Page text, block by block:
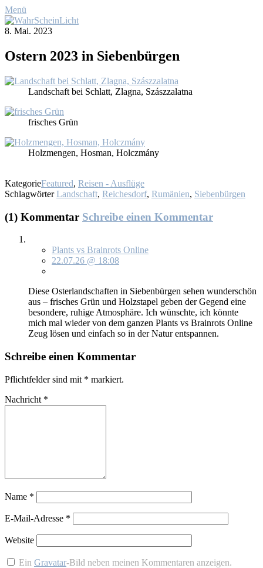
Menü
8. Mai. 2023
Os­tern 2023 in Sie­ben­bür­gen
Land­schaft bei Schlatt, Zlag­na, Szá­szzalat­na
fri­sches Grün
Holz­men­gen, Hos­man, Holcz­má­ny
KategorieFeatured, Reisen - Ausflüge
Schlagwörter Landschaft, Reichesdorf, Rumänien, Siebenbürgen
(1) Kommentar Schreibe einen Kommentar
Plants vs Brainrots Online
22.07.26 @ 18:08
Die­se Os­ter­land­schaf­ten in Sie­ben­bür­gen se­hen wun­der­schön
aus – fri­sches Grün und Holz­sta­pel ge­ben der Ge­gend ei­ne
be­son­de­re, ru­hi­ge At­mo­sphä­re. Ich wünsch­te, ich könn­te
mich mal wie­der von dem gan­zen Plants vs Brain­rots On­line
Zeug lö­sen und ein­fach so in der Na­tur ent­span­nen.
Schreibe einen Kommentar
Pflichtfelder sind mit * markiert.
Nachricht *
Name *
E-Mail-Adresse *
Website
EinGravatar-Bild neben meinen Kommentaren anzeigen.